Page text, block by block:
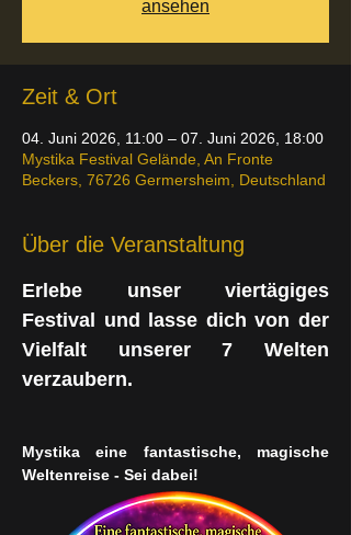
ansehen
Zeit & Ort
04. Juni 2026, 11:00 – 07. Juni 2026, 18:00
Mystika Festival Gelände, An Fronte
Beckers, 76726 Germersheim, Deutschland
Über die Veranstaltung
Erlebe unser viertägiges
Festival und lasse dich von der
Vielfalt unserer 7 Welten
verzaubern.
Mystika eine fantastische, magische
Weltenreise - Sei dabei!